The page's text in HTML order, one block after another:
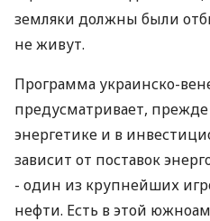
земляки должны были
не живут.
Программа украинско-
предусматривает, прежде
энергетике и в
зависит от поставок
- один из крупнейших
нефти. Есть в этой